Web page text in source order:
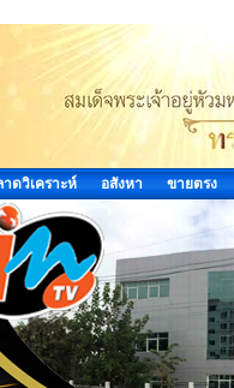
ดวิเคราะห์ อสังหา ขายตรง